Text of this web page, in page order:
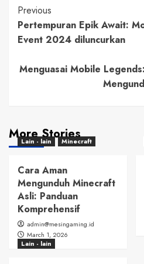
Post
Navigation
Previous
Pertempuran Epik Await:
Event 2024 diluncurkan
Menguasai Mobile
More Stories
Lain - lain Minecraft
Cara Aman
Mengunduh Minecraft
Asli: Panduan
Komprehensif
admin@mesingaming.id
March 1, 2026
Lain - lain